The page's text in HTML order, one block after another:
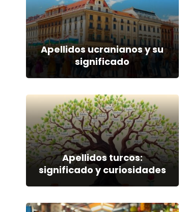
Apellidos ucranianos y su
significado
Apellidos turcos:
significado y curiosidades